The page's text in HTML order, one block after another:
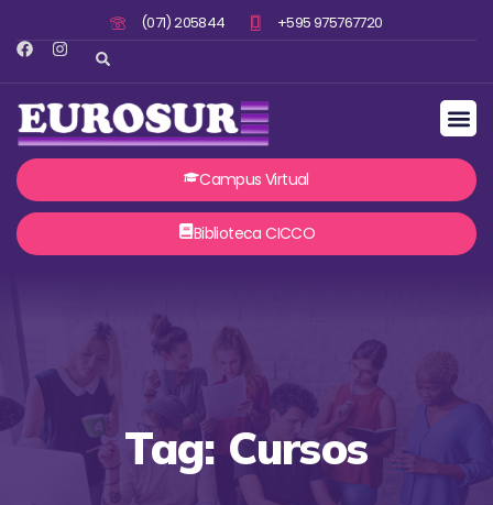
(071) 205844 +595 975767720
Campus Virtual
Biblioteca CICCO
Tag: Cursos